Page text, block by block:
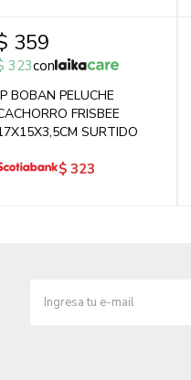
359
323con
BOBAN PELUCHE
FRISBEE
SURTIDO
$ 323